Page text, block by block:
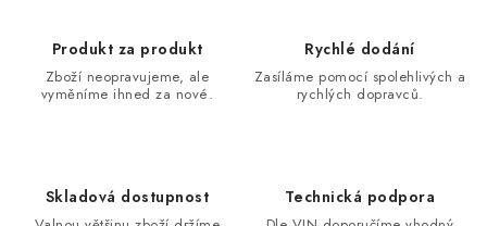
Produkt za produkt
Zboží neopravujeme, ale
vyměníme ihned za nové.
Rychlé dodání
Zasíláme pomocí spolehlivých a
rychlých dopravců.
Skladová dostupnost Technická podpora